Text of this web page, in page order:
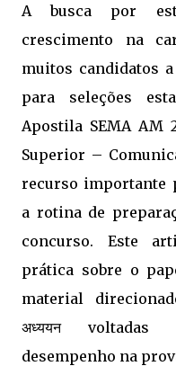
A busca por
crescimento na
muitos candidatos
para seleções
Apostila SEMA AM
Superior –
recurso importante
a rotina de
concurso. Este
prática sobre o
material
अध्ययन voltadas
desempenho na